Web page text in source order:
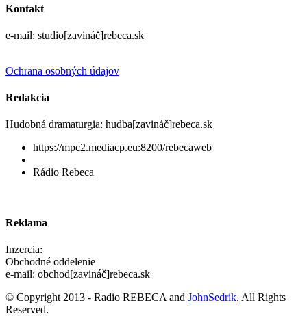
Kontakt
e-mail: studio[zavináč]rebeca.sk
Ochrana osobných údajov
Redakcia
Hudobná dramaturgia: hudba[zavináč]rebeca.sk
https://mpc2.mediacp.eu:8200/rebecaweb
Rádio Rebeca
Reklama
Inzercia:
Obchodné oddelenie
e-mail: obchod[zavináč]rebeca.sk
© Copyright 2013 - Radio REBECA and JohnSedrik. All Rights
Reserved.